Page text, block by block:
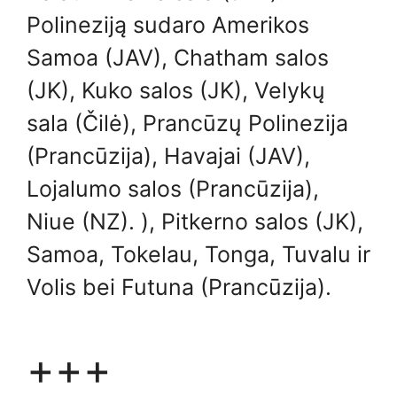
Polineziją sudaro Amerikos
Samoa (JAV), Chatham salos
(JK), Kuko salos (JK), Velykų
sala (Čilė), Prancūzų Polinezija
(Prancūzija), Havajai (JAV),
Lojalumo salos (Prancūzija),
Niue (NZ). ), Pitkerno salos (JK),
Samoa, Tokelau, Tonga, Tuvalu ir
Volis bei Futuna (Prancūzija).
+++